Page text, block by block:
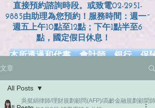
本所透過和代書、會計師、銀行、保
富網、幸福熟齡、早安健康、工
直接預約諮詢時段。或致電02-2951-
9885由助理為您預約！服務時間：週一~
週五上午10點至12點；
下午1點半至6
點，國定假日休息！
文章
All Posts
吳挺絹律師/理財規劃顧問(AFP)/高齡金融規劃顧問